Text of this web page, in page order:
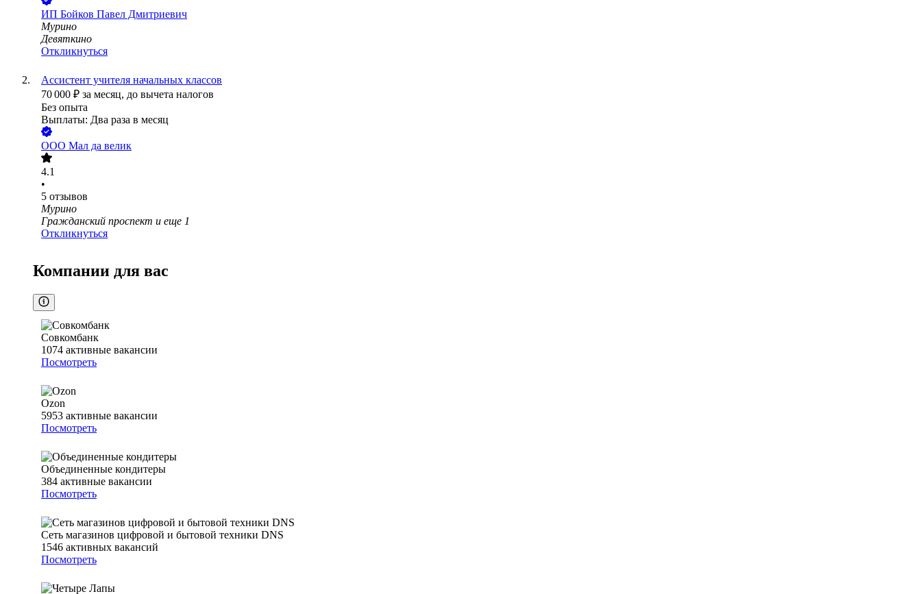
ИП Бойков Павел Дмитриевич
Мурино
Девяткино
Откликнуться
Ассистент учителя начальных классов
70 000 ₽ за месяц, до вычета налогов
Без опыта
Выплаты: Два раза в месяц
ООО Мал да велик
4.1
•
5 отзывов
Мурино
Гражданский проспект и еще 1
Откликнуться
Компании для вас
Совкомбанк
1074 активные вакансии
Посмотреть
Ozon
5953 активные вакансии
Посмотреть
Объединенные кондитеры
384 активные вакансии
Посмотреть
Сеть магазинов цифровой и бытовой техники DNS
1546 активных вакансий
Посмотреть